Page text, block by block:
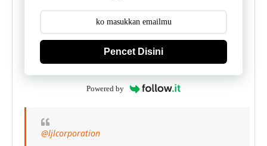
Pencet Disini
Powered by
@ljlcorporation